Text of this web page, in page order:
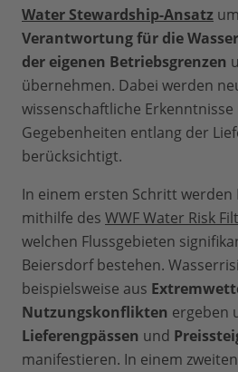
Water Stewardship-Ansatz
Verantwortung für die
der eigenen Betriebsgrenzen
übernehmen. Dabei werden
wissenschaftliche Erkenntnisse
Gegebenheiten entlang der
berücksichtigt.
In einem ersten Schritt werden
mithilfe des WWF Water Risk
welchen Flussgebieten
Beiersdorf bestehen.
beispielsweise aus
Nutzungskonflikten ergeben
Lieferengpässen und
manifestieren. In einem